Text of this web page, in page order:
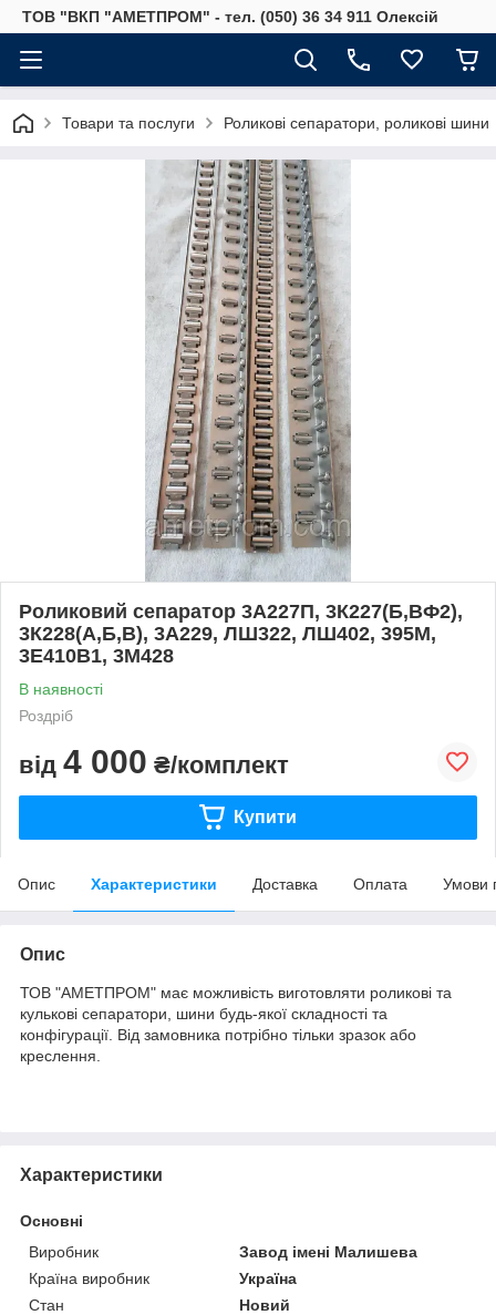
ТОВ "ВКП "АМЕТПРОМ" - тел. (050) 36 34 911 Олексій
Товари та послуги Роликові сепаратори, роликові шини
Роликовий сепаратор 3А227П, 3К227(Б,ВФ2),
3К228(А,Б,В), 3А229, ЛШ322, ЛШ402, 395М,
3Е410В1, 3М428
В наявності
Роздріб
від 4 000 ₴/комплект
Купити
Опис Характеристики Доставка Оплата Умови
Опис
ТОВ "АМЕТПРОМ" має можливість виготовляти роликові та
кулькові сепаратори, шини будь-якої складності та
конфігурації. Від замовника потрібно тільки зразок або
креслення.
Характеристики
Основні
Виробник
Завод імені Малишева
Країна виробник
Україна
Стан
Новий